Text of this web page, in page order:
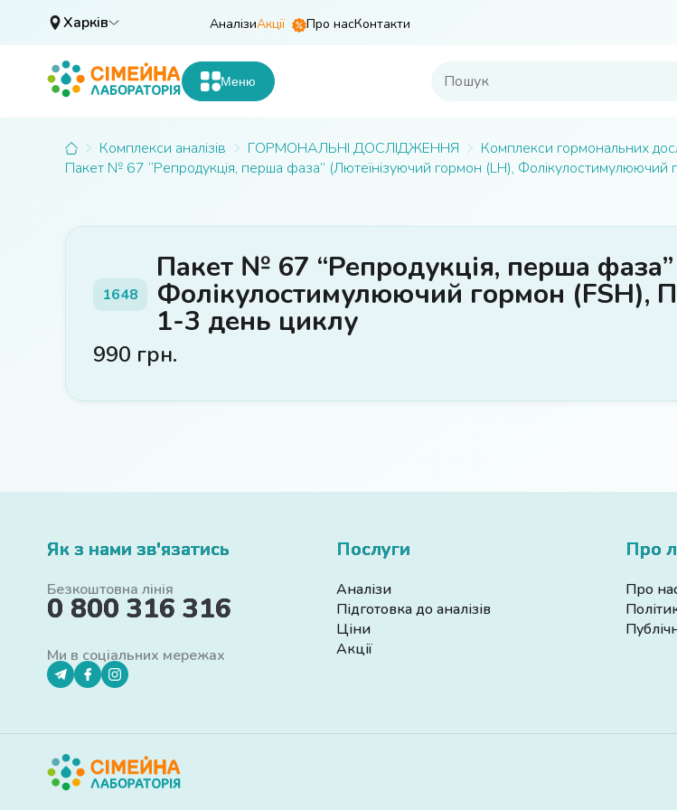
Харків АналізиАкції Про насКонтакти
Меню
Комплекси аналізів ГОРМОНАЛЬНІ ДОСЛІДЖЕННЯ
Комплекси гормональних
Пакет № 67 “Репродукція, перша фаза” (Лютеїнізуючий гормон (LH), Фолікулостимулюючий
1648
Пакет № 67 “Репродукція, перша
Фолікулостимулюючий гормон (FSH),
1-3 день циклу
990 грн.
Як з нами зв'язатись
Безкоштовна лінія
0 800 316 316
Ми в соціальних мережах
Послуги
Аналізи
Підготовка до аналізів
Ціни
Акції
Про
Про